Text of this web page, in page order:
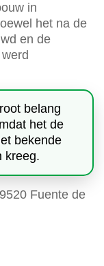
in
het na de
en de
belang
het de
bekende
kreeg.
Fuente de